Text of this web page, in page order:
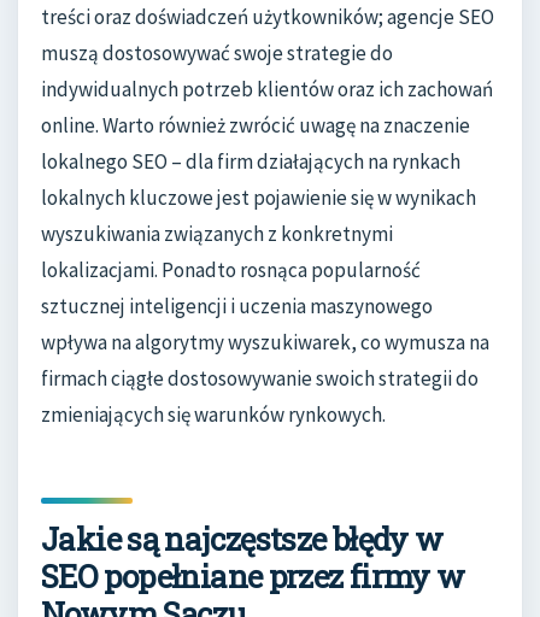
treści oraz doświadczeń użytkowników; agencje SEO
muszą dostosowywać swoje strategie do
indywidualnych potrzeb klientów oraz ich zachowań
online. Warto również zwrócić uwagę na znaczenie
lokalnego SEO – dla firm działających na rynkach
lokalnych kluczowe jest pojawienie się w wynikach
wyszukiwania związanych z konkretnymi
lokalizacjami. Ponadto rosnąca popularność
sztucznej inteligencji i uczenia maszynowego
wpływa na algorytmy wyszukiwarek, co wymusza na
firmach ciągłe dostosowywanie swoich strategii do
zmieniających się warunków rynkowych.
Jakie są najczęstsze błędy w
SEO popełniane przez firmy w